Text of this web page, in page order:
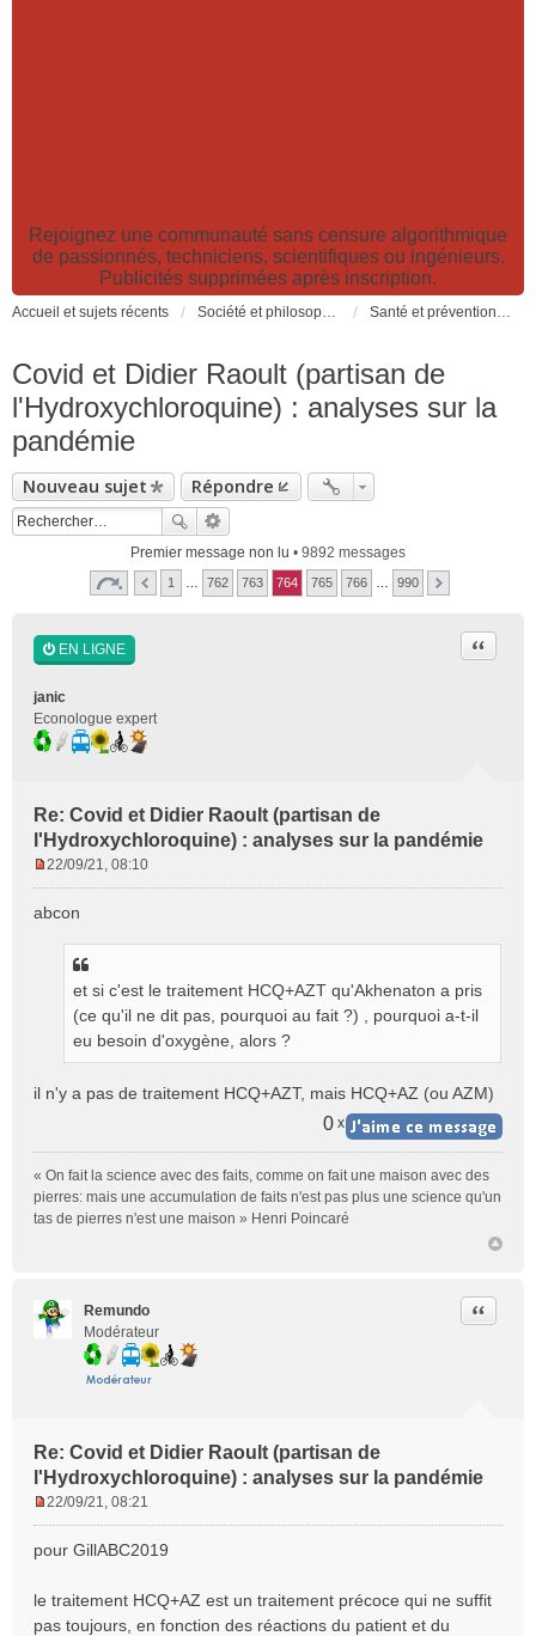
Rejoignez une communauté sans censure algorithmique
de passionnés, techniciens, scientifiques ou ingénieurs.
Publicités supprimées après inscription.
Accueil et sujets récents Société et philosophie. Sciences et technologies. Santé et prévention. Santé et prévention. Pollutions, causes et effets des risques environnementaux
Covid et Didier Raoult (partisan de
l'Hydroxychloroquine) : analyses sur la
pandémie
Nouveau sujet Répondre
Premier message non lu • 9892 messages
1 762 763 764 765 766 990
EN LIGNE
janic
Econologue expert
Re: Covid et Didier Raoult (partisan de
l'Hydroxychloroquine) : analyses sur la pandémie
Citer
s
l
22/09/21, 08:10
abcon
et si c'est le traitement HCQ+AZT qu'Akhenaton a pris
(ce qu'il ne dit pas, pourquoi au fait ?) , pourquoi a-t-il
eu besoin d'oxygène, alors ?
il n'y a pas de traitement HCQ+AZT, mais HCQ+AZ (ou AZM)
0 x
« On fait la science avec des faits, comme on fait une maison avec des
pierres: mais une accumulation de faits n'est pas plus une science qu'un
tas de pierres n'est une maison » Henri Poincaré
Remundo
Modérateur
Re: Covid et Didier Raoult (partisan de
l'Hydroxychloroquine) : analyses sur la pandémie
Citer
s
a
g
22/09/21, 08:21
pour GillABC2019
le traitement HCQ+AZ est un traitement précoce qui ne suffit
pas toujours, en fonction des réactions du patient et du